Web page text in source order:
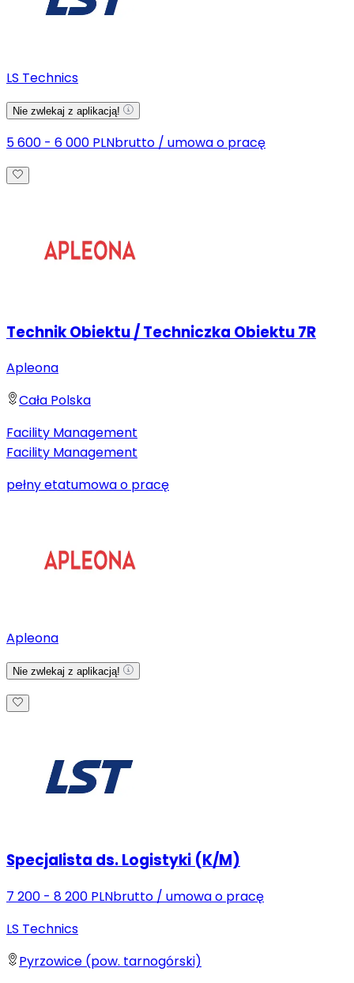
LS Technics
Nie zwlekaj z aplikacją!
5 600 - 6 000 PLNbrutto / umowa o pracę
Technik Obiektu / Techniczka Obiektu 7R
Apleona
Cała Polska
Facility Management
Facility Management
pełny etatumowa o pracę
Apleona
Nie zwlekaj z aplikacją!
Specjalista ds. Logistyki (K/M)
7 200 - 8 200 PLNbrutto / umowa o pracę
LS Technics
Pyrzowice (pow. tarnogórski)